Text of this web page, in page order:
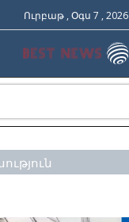
Ուրբաթ , Օգս 7 , 2026